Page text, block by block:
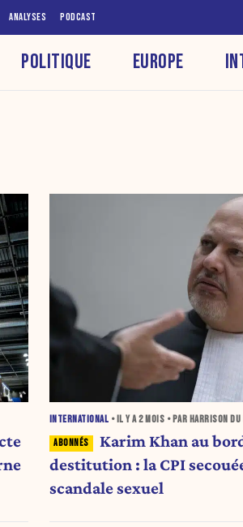
ANALYSES PODCAST
POLITIQUE EUROPE
INTERNATIONAL • IL Y A2 MOIS • PAR HARRISON
Karim Khan au
destitution : la CPI
scandale sexuel